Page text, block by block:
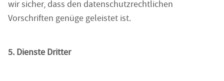
wir sicher, dass den datenschutzrechtlichen
Vorschriften genüge geleistet ist.
5. Dienste Dritter